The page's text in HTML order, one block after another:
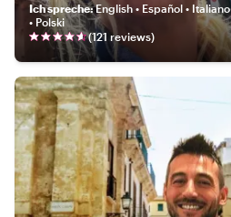
Ich spreche:English • Español • Italiano
• Polski
(121 reviews)